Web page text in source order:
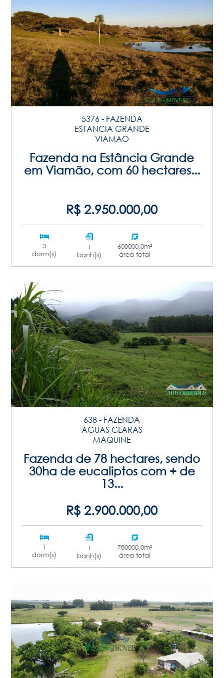
5376 - FAZENDA
ESTANCIA GRANDE
VIAMAO
Fazenda na Estância Grande
em Viamão, com 60 hectares...
R$ 2.950.000,00
3
dorm(s)
1
banh(s)
600000.0m²
área total
638 - FAZENDA
AGUAS CLARAS
MAQUINE
Fazenda de 78 hectares, sendo
30ha de eucaliptos com + de
13...
R$ 2.900.000,00
1
dorm(s)
1
banh(s)
780000.0m²
área total